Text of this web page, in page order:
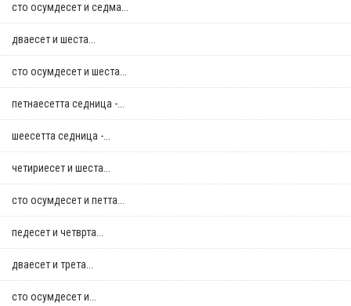
сто осумдесет и седма...
дваесет и шеста...
сто осумдесет и шеста...
петнаесетта седница -...
шеесетта седница -...
четириесет и шеста...
сто осумдесет и петта...
педесет и четврта...
дваесет и трета...
сто осумдесет и...